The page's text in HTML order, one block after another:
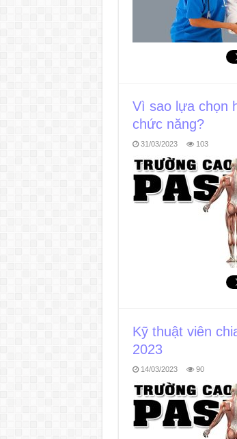
Vì sao lựa chọn
chức năng?
31/03/2023 103
Kỹ thuật viên
2023
14/03/2023 90